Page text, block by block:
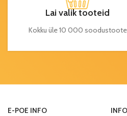
Lai valik tooteid
Kokku üle 10 000 soodustoote
E-POE INFO INFO